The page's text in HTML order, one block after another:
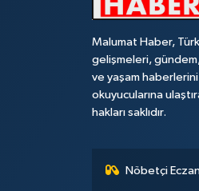
Malumat Haber,
gelişmeleri,
ve yaşam haberlerini
okuyucularına
hakları saklıdır.
Nöbetçi